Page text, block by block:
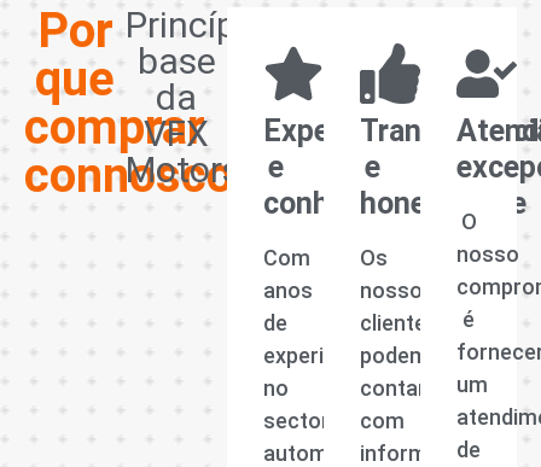
Por
que
comprar
connosco?
Princípios
base
da
VFX
Motors
Experiência
e
conhecimento
Com
anos
de
experiência
no
sector
automóvel,
e
honestidade
Os
nossos
clientes
podem
contar
com
informações
O
nosso
é
um
de